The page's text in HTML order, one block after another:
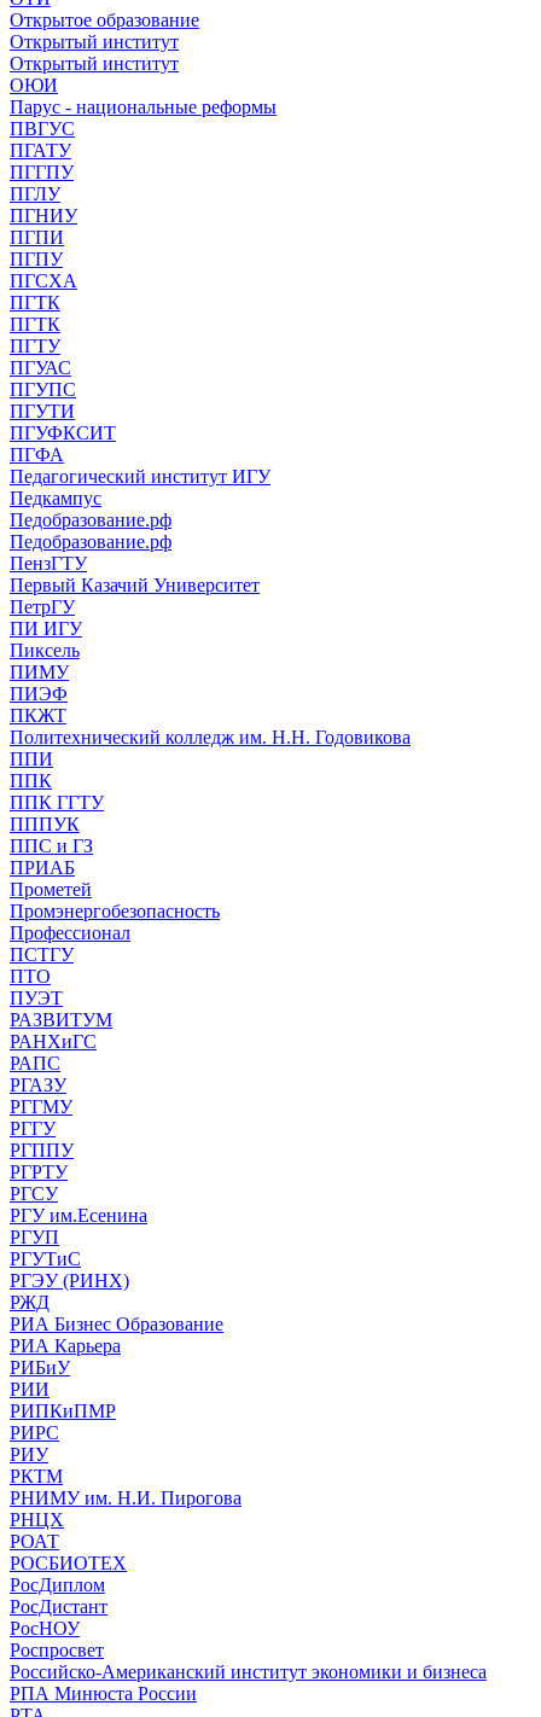
Открытое образование
Открытый институт
Открытый институт
ОЮИ
Парус - национальные реформы
ПВГУС
ПГАТУ
ПГГПУ
ПГЛУ
ПГНИУ
ПГПИ
ПГПУ
ПГСХА
ПГТК
ПГТК
ПГТУ
ПГУАС
ПГУПС
ПГУТИ
ПГУФКСИТ
ПГФА
Педагогический институт ИГУ
Педкампус
Педобразование.рф
Педобразование.рф
ПензГТУ
Первый Казачий Университет
ПетрГУ
ПИ ИГУ
Пиксель
ПИМУ
ПИЭФ
ПКЖТ
Политехнический колледж им. Н.Н. Годовикова
ППИ
ППК
ППК ГГТУ
ПППУК
ППС и ГЗ
ПРИАБ
Прометей
Промэнергобезопасность
Профессионал
ПСТГУ
ПТО
ПУЭТ
РАЗВИТУМ
РАНХиГС
РАПС
РГАЗУ
РГГМУ
РГГУ
РГППУ
РГРТУ
РГСУ
РГУ им.Есенина
РГУП
РГУТиС
РГЭУ (РИНХ)
РЖД
РИА Бизнес Образование
РИА Карьера
РИБиУ
РИИ
РИПКиПМР
РИРС
РИУ
РКТМ
РНИМУ им. Н.И. Пирогова
РНЦХ
РОАТ
РОСБИОТЕХ
РосДиплом
РосДистант
РосНОУ
Роспросвет
Российско-Американский институт экономики и бизнеса
РПА Минюста России